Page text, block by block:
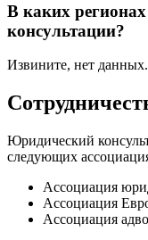
В каких
консультации?
Извините, нет данных.
Юридический
следующих
Ассоциация
Ассоциация
Ассоциация